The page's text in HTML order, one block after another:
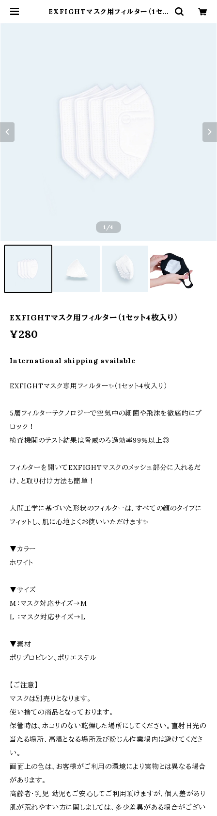
EXFIGHTマスク用フィルター（1セッ
1 /4
EXFIGHTマスク用フィルター（1セット4枚入り）
¥280
International shipping available
EXFIGHTマスク専用フィルター✨（1セット4枚入り）
5層フィルターテクノロジーで空気中の細菌や飛沫を徹底的にブ
ロック！
検査機関のテスト結果は脅威のろ過効率99%以上◎
フィルターを開いてEXFIGHTマスクのメッシュ部分に入れるだ
け、と取り付け方法も簡単！
人間工学に基づいた形状のフィルターは、すべての顔のタイプに
フィットし、肌に心地よくお使いいただけます✨
▼カラー
ホワイト
▼サイズ
M：マスク対応サイズ→M
L ：マスク対応サイズ→L
▼素材
ポリプロピレン、ポリエステル
【ご注意】
マスクは別売りとなります。
使い捨ての商品となっております。
保管時は、ホコリのない乾燥した場所にしてください。直射日光の
当たる場所、高温となる場所及び粉じん作業場内は避けてくださ
い。
画面上の色は、お客様がご利用の環境により実物とは異なる場合
があります。
高齢者・乳児 幼児もご安心してご利用頂けますが、個人差があり
肌が荒れやすい方に関しましては、多少差異がある場合がござい